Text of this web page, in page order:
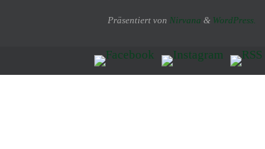
Präsentiert von Nirvana & WordPress.